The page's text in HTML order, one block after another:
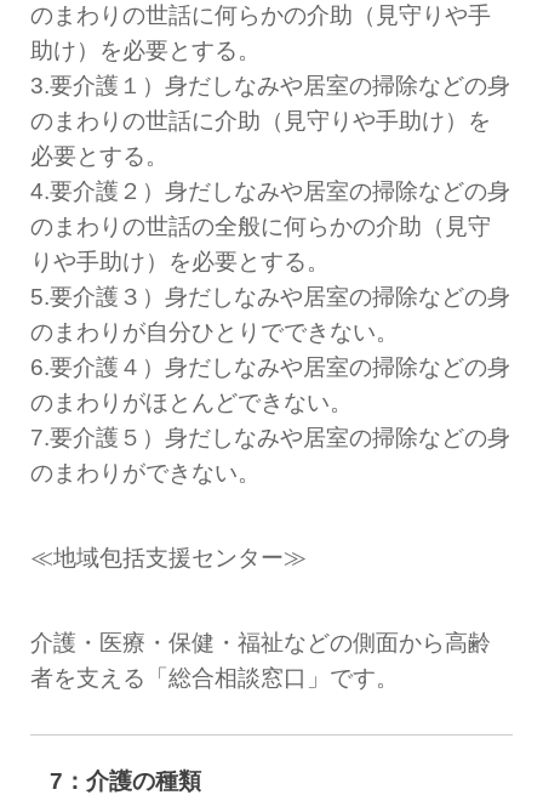
のまわりの世話に何らかの介助（見守りや手
助け）を必要とする。
3.要介護１）身だしなみや居室の掃除などの身
のまわりの世話に介助（見守りや手助け）を
必要とする。
4.要介護２）身だしなみや居室の掃除などの身
のまわりの世話の全般に何らかの介助（見守
りや手助け）を必要とする。
5.要介護３）身だしなみや居室の掃除などの身
のまわりが自分ひとりでできない。
6.要介護４）身だしなみや居室の掃除などの身
のまわりがほとんどできない。
7.要介護５）身だしなみや居室の掃除などの身
のまわりができない。
≪地域包括支援センター≫
介護・医療・保健・福祉などの側面から高齢
者を支える「総合相談窓口」です。
7：介護の種類